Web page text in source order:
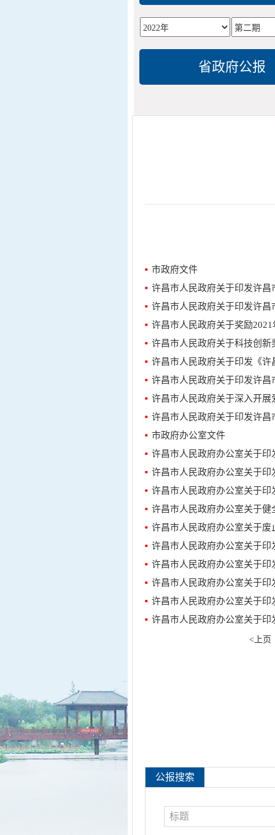
省政府公报
市政府文件
许昌市人民政府关于印发许
许昌市人民政府关于印发许
许昌市人民政府关于奖励
许昌市人民政府关于科技创新
许昌市人民政府关于印发《
许昌市人民政府关于印发许
许昌市人民政府关于深入开展
许昌市人民政府关于印发许昌
市政府办公室文件
许昌市人民政府办公室关于
许昌市人民政府办公室关于
许昌市人民政府办公室关于
许昌市人民政府办公室关于
许昌市人民政府办公室关于
许昌市人民政府办公室关于
许昌市人民政府办公室关于
许昌市人民政府办公室关于
<上页